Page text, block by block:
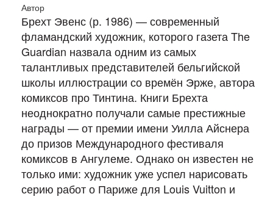
Автор
Брехт Эвенс (р. 1986) — современный
фламандский художник, которого газета The
Guardian назвала одним из самых
талантливых представителей бельгийской
школы иллюстрации со времён Эрже, автора
комиксов про Тинтина. Книги Брехта
неоднократно получали самые престижные
награды — от премии имени Уилла Айснера
до призов Международного фестиваля
комиксов в Ангулеме. Однако он известен не
только ими: художник уже успел нарисовать
серию работ о Париже для Louis Vuitton и